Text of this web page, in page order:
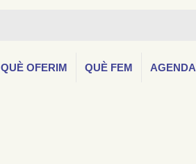
QUÈ OFERIM QUÈ FEM AGENDA